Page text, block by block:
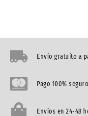
Envío gratuíto a
Pago 100% seguro
Envíos en 24-48